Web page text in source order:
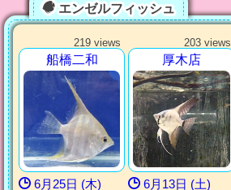
エンゼルフィッシュ
219 views
船橋二和
6月25日 (木)
203 views
厚木店
6月13日 (土)